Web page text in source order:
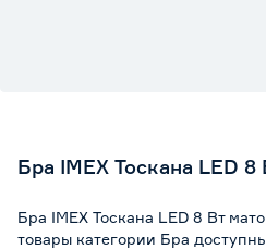
Бра IMEX Тоскана LED
Бра IMEX Тоскана LED 8 Вт
товары категории Бра